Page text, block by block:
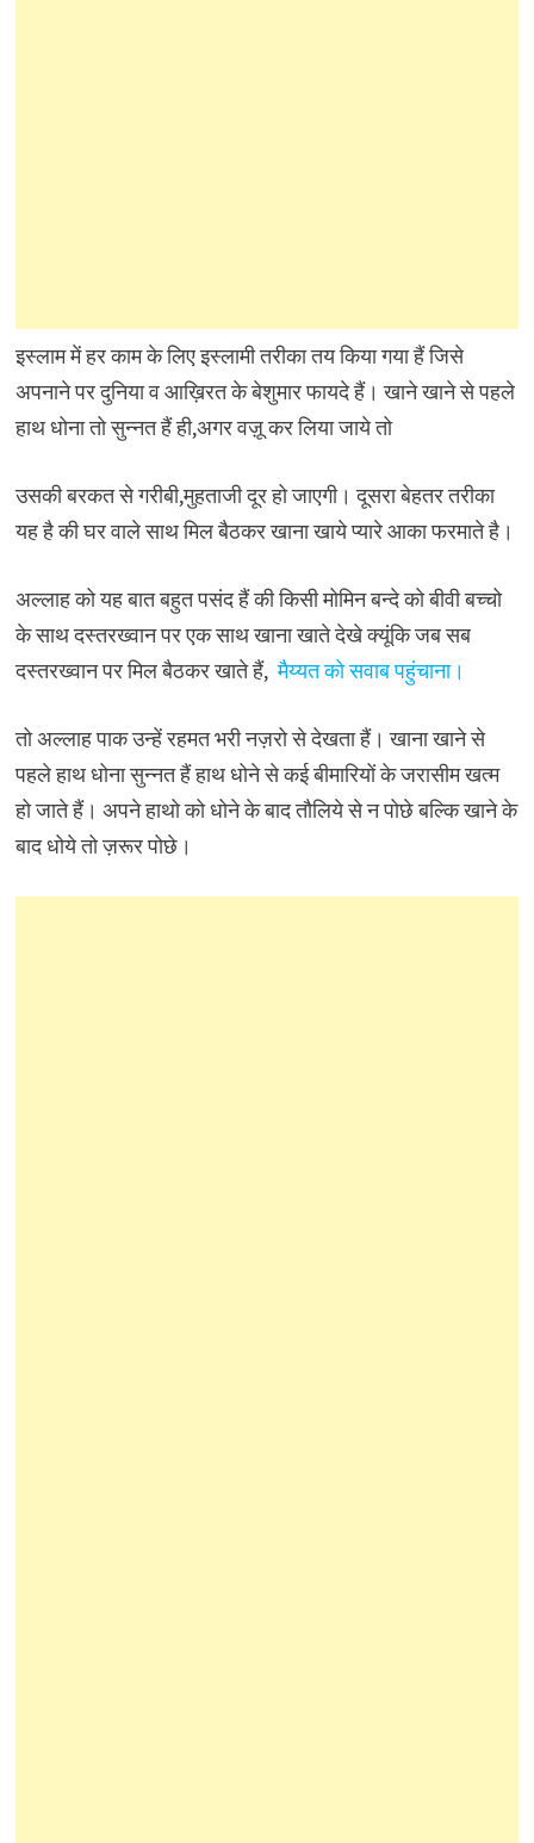
इस्लाम में हर काम के लिए इस्लामी तरीका तय किया गया हैं जिसे
अपनाने पर दुनिया व आख़िरत के बेशुमार फायदे हैं। खाने खाने से पहले
हाथ धोना तो सुन्नत हैं ही,अगर वज़ू कर लिया जाये तो
उसकी बरकत से गरीबी,मुहताजी दूर हो जाएगी। दूसरा बेहतर तरीका
यह है की घर वाले साथ मिल बैठकर खाना खाये प्यारे आका फरमाते है।
अल्लाह को यह बात बहुत पसंद हैं की किसी मोमिन बन्दे को बीवी बच्चो
के साथ दस्तरख्वान पर एक साथ खाना खाते देखे क्यूंकि जब सब
दस्तरख्वान पर मिल बैठकर खाते हैं,मैय्यत को सवाब पहुंचाना।
तो अल्लाह पाक उन्हें रहमत भरी नज़रो से देखता हैं। खाना खाने से
पहले हाथ धोना सुन्नत हैं हाथ धोने से कई बीमारियों के जरासीम खत्म
हो जाते हैं। अपने हाथो को धोने के बाद तौलिये से न पोछे बल्कि खाने के
बाद धोये तो ज़रूर पोछे।